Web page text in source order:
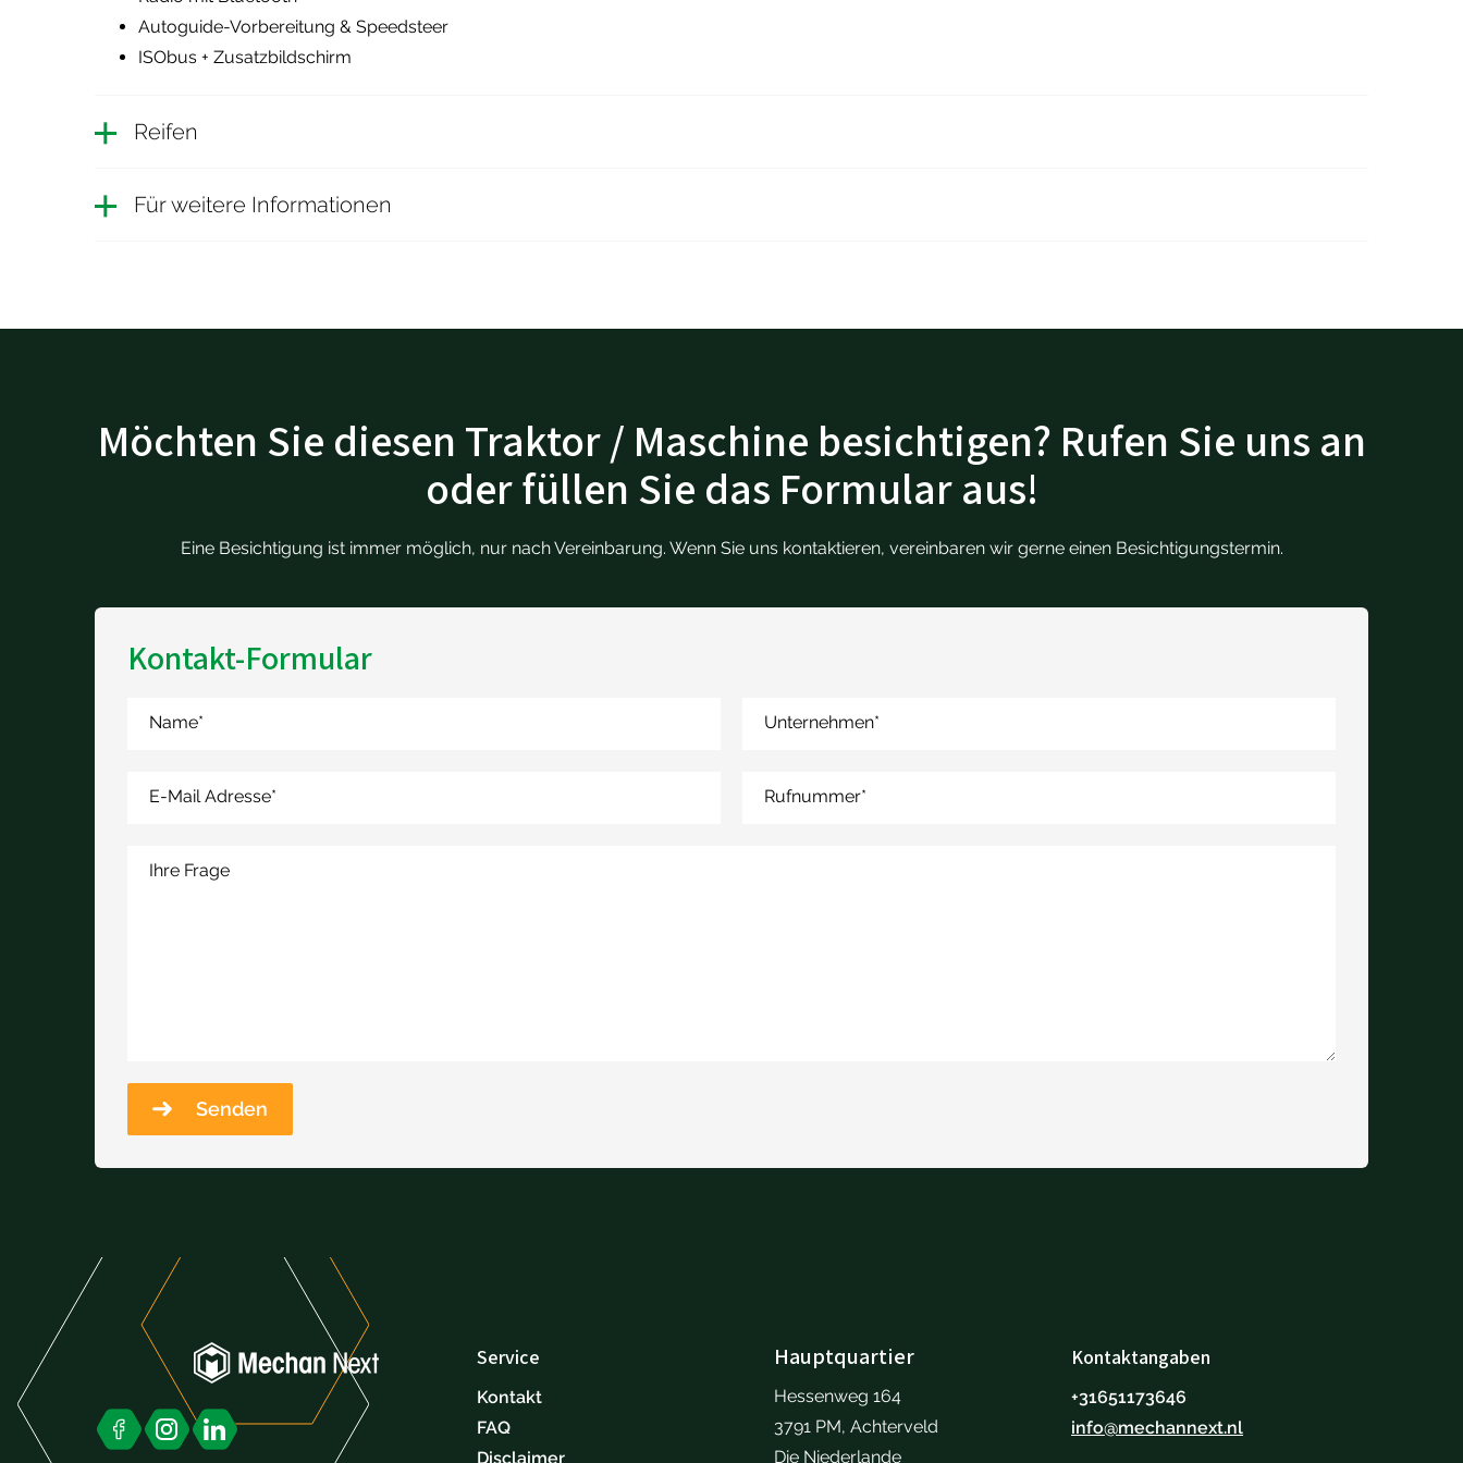
Autoguide-Vorbereitung & Speedsteer
ISObus + Zusatzbildschirm
Reifen
Für weitere Informationen
Möchten Sie diesen Traktor / Maschine besichtigen? Rufen Sie uns an
oder füllen Sie das Formular aus!
Eine Besichtigung ist immer möglich, nur nach Vereinbarung. Wenn Sie uns kontaktieren, vereinbaren wir gerne einen Besichtigungstermin.
Kontakt-Formular
Name* Unternehmen*
E-Mail Adresse* Rufnummer*
Ihre Frage
Senden
Service
Kontakt
FAQ
Disclaimer
Hauptquartier
Hessenweg 164
3791 PM, Achterveld
Die Niederlande
Kontaktangaben
+31651173646
info@mechannext.nl